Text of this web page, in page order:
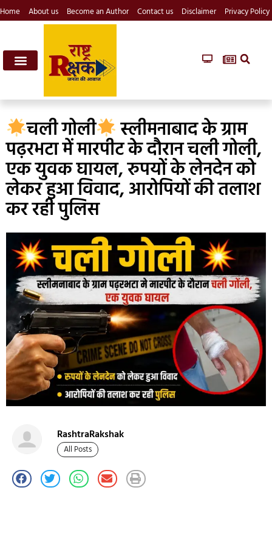
Home About us Become an Author Contact us Disclaimer Privacy Policy
चली गोली स्लीमनाबाद के ग्राम
पढ़रभटा में मारपीट के दौरान चली गोली,
एक युवक घायल, रुपयों के लेनदेन को
लेकर हुआ विवाद, आरोपियों की तलाश
कर रही पुलिस
RashtraRakshak
All Posts